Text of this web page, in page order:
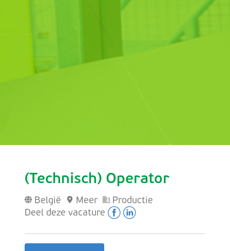
(Technisch) Operator
België Meer
Productie
Deel deze vacature